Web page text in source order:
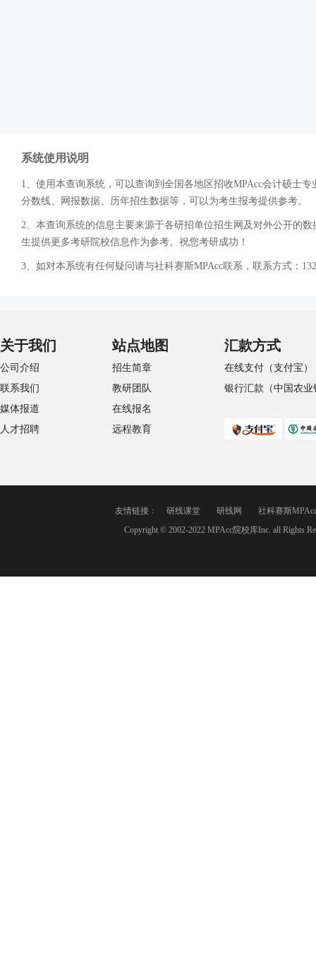
系统使用说明
1、使用本查询系统，可以查询到全国各地区招收MPAcc会计硕士
分数线、网报数据、历年招生数据等，可以为考生报考提供参考。
2、本查询系统的信息主要来源于各研招单位招生网及对外公开的
生提供更多考研院校信息作为参考。祝您考研成功！
3、如对本系统有任何疑问请与社科赛斯MPAcc联系，联系方式：
关于我们
公司介绍
联系我们
媒体报道
人才招聘
站点地图
招生简章
教研团队
在线报名
远程教育
汇款方式
在线支付（支付宝）
银行汇款（中国农业
友情链接： 研线课堂 研线网
社科赛斯
Copyright © 2002-2022 MPAcc院校库Inc. all Rights